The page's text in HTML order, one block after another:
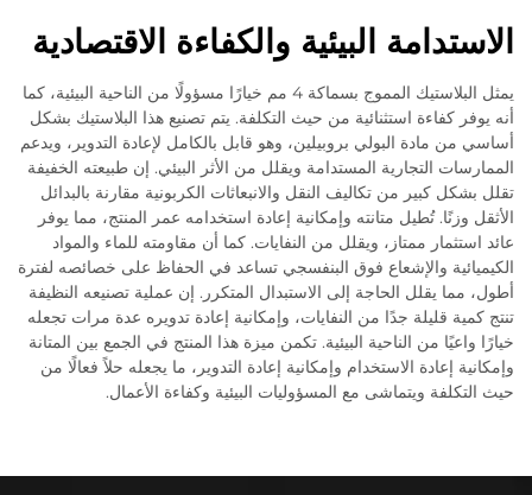
الاستدامة البيئية والكفاءة الاقتصادية
يمثل البلاستيك المموج بسماكة 4 مم خيارًا مسؤولًا من الناحية البيئية، كما
أنه يوفر كفاءة استثنائية من حيث التكلفة. يتم تصنيع هذا البلاستيك بشكل
أساسي من مادة البولي بروبيلين، وهو قابل بالكامل لإعادة التدوير، ويدعم
الممارسات التجارية المستدامة ويقلل من الأثر البيئي. إن طبيعته الخفيفة
تقلل بشكل كبير من تكاليف النقل والانبعاثات الكربونية مقارنة بالبدائل
الأثقل وزنًا. تُطيل متانته وإمكانية إعادة استخدامه عمر المنتج، مما يوفر
عائد استثمار ممتاز، ويقلل من النفايات. كما أن مقاومته للماء والمواد
الكيميائية والإشعاع فوق البنفسجي تساعد في الحفاظ على خصائصه لفترة
أطول، مما يقلل الحاجة إلى الاستبدال المتكرر. إن عملية تصنيعه النظيفة
تنتج كمية قليلة جدًا من النفايات، وإمكانية إعادة تدويره عدة مرات تجعله
خيارًا واعيًا من الناحية البيئية. تكمن ميزة هذا المنتج في الجمع بين المتانة
وإمكانية إعادة الاستخدام وإمكانية إعادة التدوير، ما يجعله حلاً فعالًا من
حيث التكلفة ويتماشى مع المسؤوليات البيئية وكفاءة الأعمال.